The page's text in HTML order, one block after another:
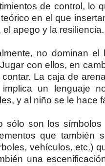
de control, lo
en el que
apego y la resiliencia.
no dominan
con ellos, en
La caja de
implica un lenguaje
y al niño se le hace
sólo son los símbolos
que también
vehículos, etc.)
una